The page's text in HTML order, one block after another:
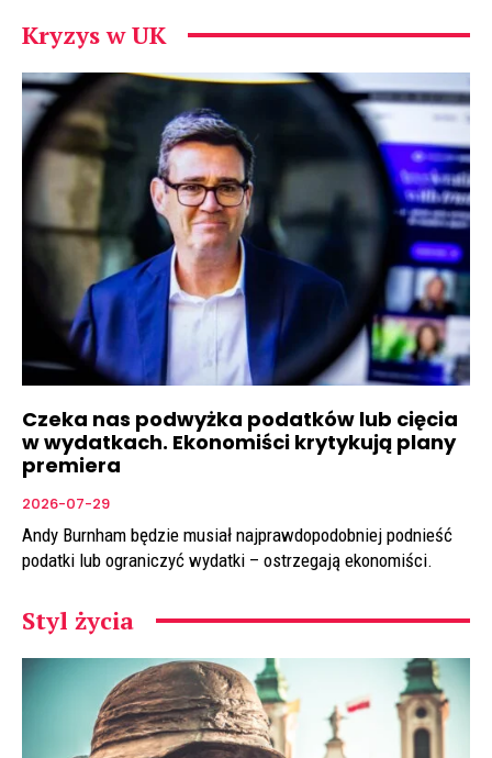
Kryzys w UK
Czeka nas podwyżka podatków lub cięcia
w wydatkach. Ekonomiści krytykują plany
premiera
2026-07-29
Andy Burnham będzie musiał najprawdopodobniej podnieść
podatki lub ograniczyć wydatki – ostrzegają ekonomiści.
Styl życia